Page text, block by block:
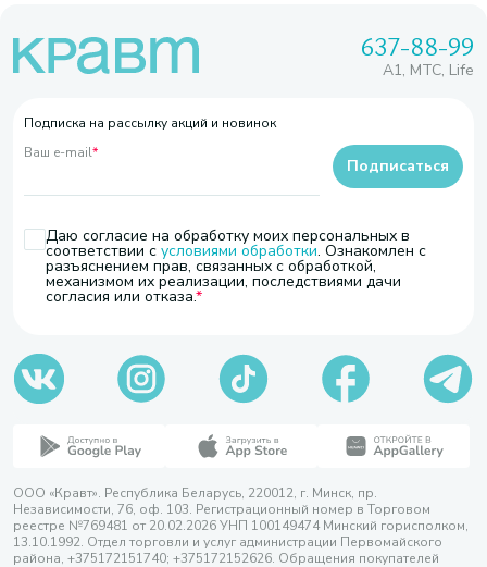
637-88-99
A1, МТС, Life
Подписка на рассылку акций и новинок
Ваш e-mail*
Даю согласие на обработку моих персональных в
соответствии с условиями обработки. Ознакомлен с
разъяснением прав, связанных с обработкой,
механизмом их реализации, последствиями дачи
согласия или отказа.
Подписаться
ООО «Кравт». Республика Беларусь, 220012, г. Минск, пр.
Независимости, 76, оф. 103. Регистрационный номер в Торговом
реестре №769481 от 20.02.2026 УНП 100149474 Минский горисполком,
13.10.1992. Отдел торговли и услуг администрации Первомайского
района, +375172151740; +375172152626. Обращения покупателей